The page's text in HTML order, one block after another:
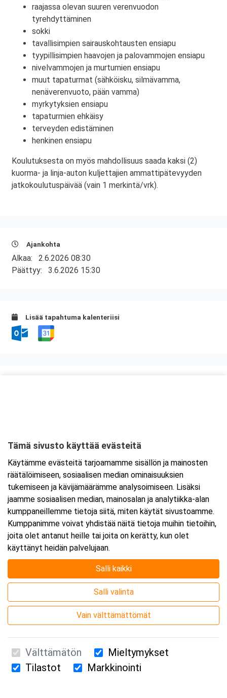
raajassa olevan suuren verenvuodon
tyrehdyttäminen
sokki
tavallisimpien sairauskohtausten ensiapu
tyypillisimpien haavojen ja palovammojen ensiapu
nivelvammojen ja murtumien ensiapu
muut tapaturmat (sähköisku, silmävamma,
nenäverenvuoto, pään vamma)
myrkytyksien ensiapu
tapaturmien ehkäisy
terveyden edistäminen
henkinen ensiapu
Koulutuksesta on myös mahdollisuus saada kaksi (2)
kuorma- ja linja-auton kuljettajien ammattipätevyyden
jatkokoulutuspäivää (vain 1 merkintä/vrk).
Ajankohta
Alkaa: 2.6.2026 08:30
Päättyy: 3.6.2026 15:30
Lisää tapahtuma kalenteriisi
Tarkempi kartta ja ajo-ohjeet
Suomen Ensiapukoulutus Oy / Valimotie 21 / 00380 Helsinki
Tämä sivusto käyttää evästeitä
Käytämme evästeitä tarjoamamme sisällön ja mainosten
räätälöimiseen, sosiaalisen median ominaisuuksien
tukemiseen ja kävijämäärämme analysoimiseen. Lisäksi
jaamme sosiaalisen median, mainosalan ja analytiikka-alan
kumppaneillemme tietoja siitä, miten käytät sivustoamme.
Kumppanimme voivat yhdistää näitä tietoja muihin tietoihin,
joita olet antanut heille tai joita on kerätty, kun olet
käyttänyt heidän palvelujaan.
Salli kaikki
Salli valinta
Vain välttämättömät
Välttämätön
Mieltymykset
Tilastot
Markkinointi